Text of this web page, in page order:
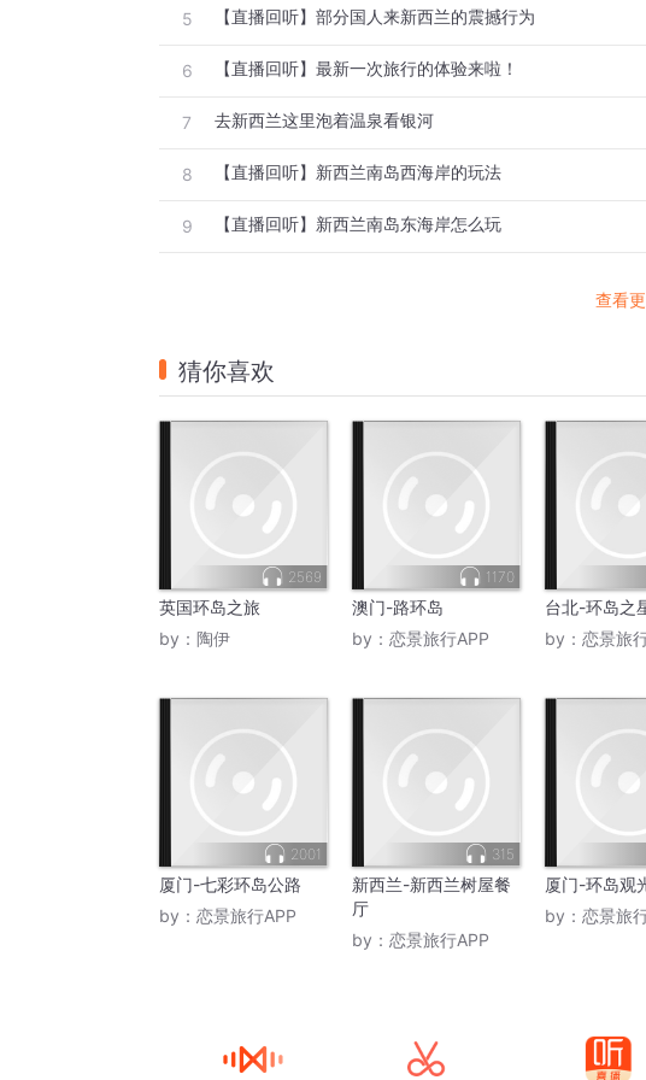
5 【直播回听】部分国人来新西兰的震撼行为
6 【直播回听】最新一次旅行的体验来啦！
7 去新西兰这里泡着温泉看银河
8 【直播回听】新西兰南岛西海岸的玩法
9 【直播回听】新西兰南岛东海岸怎么玩
查看
猜你喜欢
2569
英国环岛之旅
by： 陶伊
1170
澳门-路环岛
by： 恋景旅行APP
台北-环岛之
by： 恋景旅
2001
厦门-七彩环岛公路
by： 恋景旅行APP
315
新西兰-新西兰树屋餐
厅
by： 恋景旅行APP
厦门-环岛观
by： 恋景旅